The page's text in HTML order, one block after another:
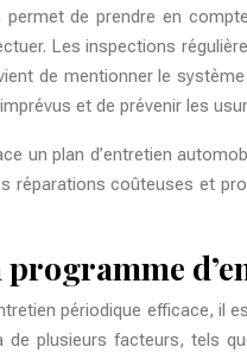
de prendre en
Les inspections
de mentionner le
et de prévenir les
un plan d’entretien
réparations coûteuses et
programme
périodique efficace,
de plusieurs facteurs, tels